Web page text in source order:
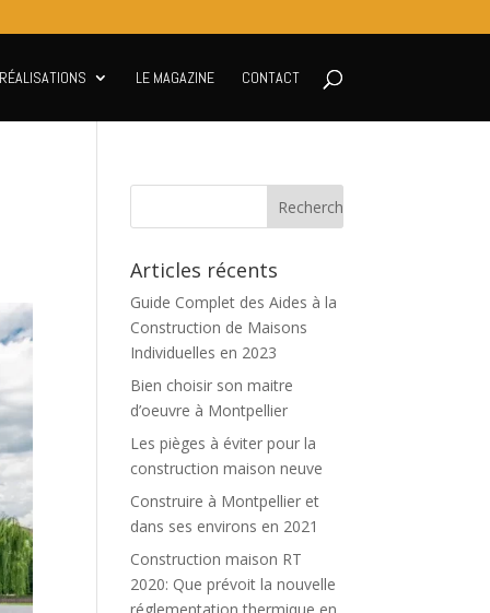
LE MAGAZINE CONTACT
Articles récents
Guide Complet des Aides à la
Construction de Maisons
Individuelles en 2023
Bien choisir son maitre
d’oeuvre à Montpellier
Les pièges à éviter pour la
construction maison neuve
Construire à Montpellier et
dans ses environs en 2021
Construction maison RT
2020: Que prévoit la nouvelle